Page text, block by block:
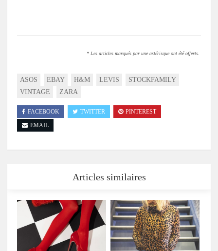
* Les articles marqués par une astérisque ont été offerts.
ASOS EBAY H&M LEVIS
STOCKFAMILY
VINTAGE
ZARA
FACEBOOK TWITTER
PINTEREST
EMAIL
Articles similaires